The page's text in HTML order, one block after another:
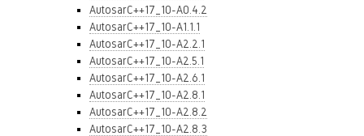
AutosarC++17_10-A0.4.2
AutosarC++17_10-A1.1.1
AutosarC++17_10-A2.2.1
AutosarC++17_10-A2.5.1
AutosarC++17_10-A2.6.1
AutosarC++17_10-A2.8.1
AutosarC++17_10-A2.8.2
AutosarC++17_10-A2.8.3